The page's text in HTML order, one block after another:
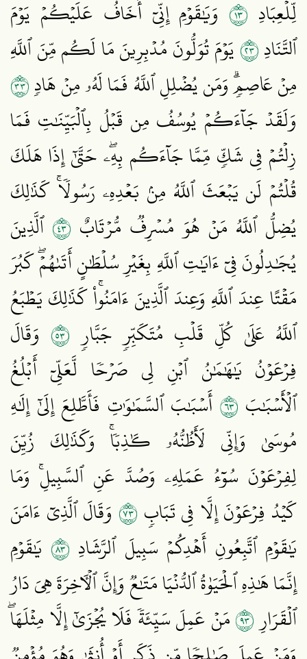
لِّلۡعِبَادِ ٣١ وَيَٰقَوۡمِ إِنِّيٓ أَخَافُ عَلَيۡكُمۡ يَوۡمَ
ٱلتَّنَادِ٣٢يَوۡمَ تُوَلُّونَ مُدۡبِرِينَ مَا لَكُم مِّنَ ٱللَّهِ
مِنۡ عَاصِمٖۗ وَمَن يُضۡلِلِ ٱللَّهُ فَمَا لَهُۥ مِنۡ هَادٖ٣٣
وَلَقَدۡ جَآءَكُمۡ يُوسُفُ مِن قَبۡلُ بِٱلۡبَيِّنَٰتِ فَمَا
زِلۡتُمۡ فِي شَكّٖ مِّمَّا جَآءَكُم بِهِۦۖ حَتَّىٰٓ إِذَا هَلَكَ
قُلۡتُمۡ لَن يَبۡعَثَ ٱللَّهُ مِنۢ بَعۡدِهِۦ رَسُولٗاۚ كَذَٰلِكَ
يُضِلُّ ٱللَّهُ مَنۡ هُوَ مُسۡرِفٞ مُّرۡتَابٌ ٣٤ ٱلَّذِينَ
يُجَٰدِلُونَ فِيٓ ءَايَٰتِ ٱللَّهِ بِغَيۡرِ سُلۡطَٰنٍ أَتَىٰهُمۡۖ كَبُرَ
مَقۡتًا عِندَ ٱللَّهِ وَعِندَ ٱلَّذِينَ ءَامَنُواْۚ كَذَٰلِكَ يَطۡبَعُ
ٱللَّهُ عَلَىٰ كُلِّ قَلۡبِ مُتَكَبِّرٖ جَبَّارٖ ٣٥ وَقَالَ
فِرۡعَوۡنُ يَٰهَٰمَٰنُ ٱبۡنِ لِي صَرۡحٗا لَّعَلِّيٓ أَبۡلُغُ
ٱلۡأَسۡبَٰبَ ٣٦ أَسۡبَٰبَ ٱلسَّمَٰوَٰتِ فَأَطَّلِعَ إِلَىٰٓ إِلَٰهِ
مُوسَىٰ وَإِنِّي لَأَظُنُّهُۥ كَٰذِبٗاۚ وَكَذَٰلِكَ زُيِّنَ
لِفِرۡعَوۡنَ سُوٓءُ عَمَلِهِۦ وَصُدَّ عَنِ ٱلسَّبِيلِۚ وَمَا
كَيۡدُ فِرۡعَوۡنَ إِلَّا فِي تَبَابٖ ٣٧ وَقَالَ ٱلَّذِيٓ ءَامَنَ
يَٰقَوۡمِ ٱتَّبِعُونِ أَهۡدِكُمۡ سَبِيلَ ٱلرَّشَادِ ٣٨ يَٰقَوۡمِ
إِنَّمَا هَٰذِهِ ٱلۡحَيَوٰةُ ٱلدُّنۡيَا مَتَٰعٞ وَإِنَّ ٱلۡأٓخِرَةَ هِيَ دَارُ
ٱلۡقَرَارِ٣٩مَنۡ عَمِلَ سَيِّئَةٗ فَلَا يُجۡزَىٰٓ إِلَّا مِثۡلَهَاۖ